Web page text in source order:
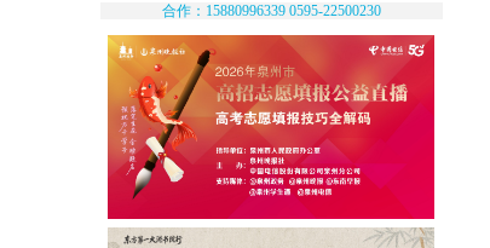
合作：15880996339 0595-22500230